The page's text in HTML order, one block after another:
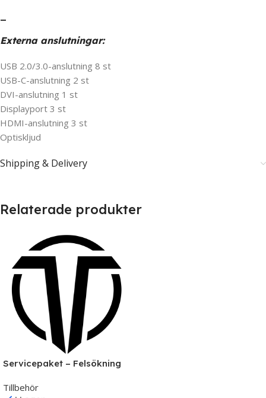
Externa anslutningar:
USB 2.0/3.0-anslutning 8 st
USB-C-anslutning 2 st
DVI-anslutning 1 st
Displayport 3 st
HDMI-anslutning 3 st
Optiskljud
Shipping & Delivery
Relaterade produkter
Servicepaket – Felsökning
TNS Gaming
Tillbehör